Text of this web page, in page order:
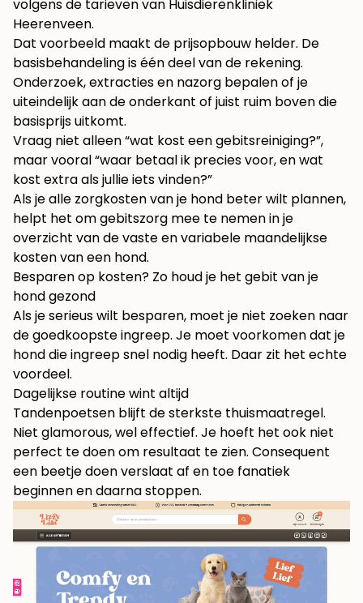
volgens de tarieven van Huisdierenkliniek
Heerenveen.
Dat voorbeeld maakt de prijsopbouw helder. De
basisbehandeling is één deel van de rekening.
Onderzoek, extracties en nazorg bepalen of je
uiteindelijk aan de onderkant of juist ruim boven die
basisprijs uitkomt.
Vraag niet alleen “wat kost een gebitsreiniging?”,
maar vooral “waar betaal ik precies voor, en wat
kost extra als jullie iets vinden?”
Als je alle zorgkosten van je hond beter wilt plannen,
helpt het om gebitszorg mee te nemen in je
overzicht van devaste en variabele maandelijkse
kosten van een hond.
Besparen op kosten? Zo houd je het gebit van je
hond gezond
Als je serieus wilt besparen, moet je niet zoeken naar
de goedkoopste ingreep. Je moet voorkomen dat je
hond die ingreep snel nodig heeft. Daar zit het echte
voordeel.
Dagelijkse routine wint altijd
Tandenpoetsen blijft de sterkste thuismaatregel.
Niet glamorous, wel effectief. Je hoeft het ook niet
perfect te doen om resultaat te zien. Consequent
een beetje doen verslaat af en toe fanatiek
beginnen en daarna stoppen.